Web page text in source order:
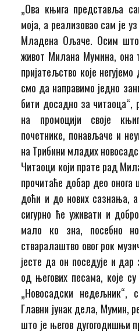
„Ова књига представља
моја, а реализовао сам је
Младена Ољаче. Осим
живот Милана Мумина, она
пријатељство које
смо да направимо једно
бити досадно за читаоца“,
на промоцији своје
почетнике, понављаче и
на Трибини младих
Читаоци који прате рад
прочитаће добар део
доћи и до нових сазнања,
сигурно ће уживати и
мало ко зна, посебно
стваралаштво овог рок
јесте да он поседује и
од његових песама, које
„Новосадски недељник“,
Главни јунак дела, Мумин,
што је његов дугогодишњи